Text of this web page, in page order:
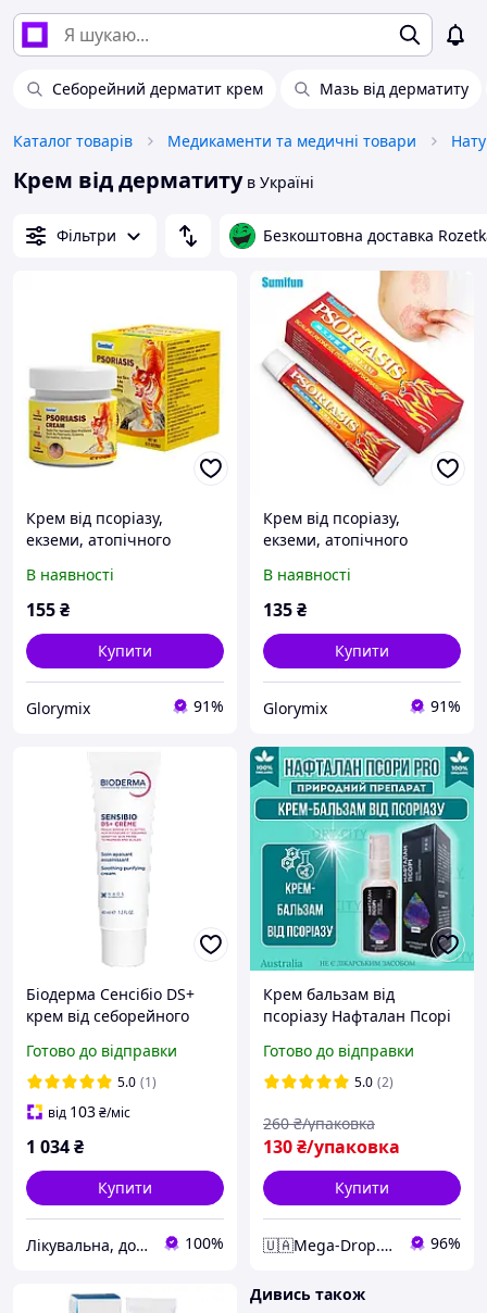
Себорейний дерматит крем Мазь від дерматиту
Каталог товарів Медикаменти та медичні товари
Крем від дерматитув Україні
Фільтри Безкоштовна доставка
Крем від псоріазу,
екземи, атопічного
Psoriasis Cream, 20 г
В наявності
155₴
Купити
Glorymix 91%
Крем від псоріазу,
екземи, атопічного
Psoriasis Cream, туба 20 г
В наявності
135₴
Купити
Glorymix 91%
Біодерма Сенсібіо DS+
крем від себорейного
Sensibio DS+ creme 40 мл
Готово до відправки
5.0 (1)
від 103₴/міс
1 034₴
Купити
Лікувальна, доглядова та професійна косметика 100%
Крем бальзам від
псоріазу Нафталан Псорі
псоріазі екземі дерматиті
mega mega-D4107
Готово до відправки
5.0 (2)
130₴/упаковка
260 ₴/упаковка
Купити
🇺🇦Mega-Drop.com.ua - Максимально Комфортний 96%
Дивись також